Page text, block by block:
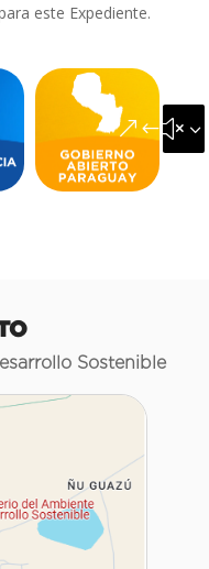
este Expediente.
Sostenible